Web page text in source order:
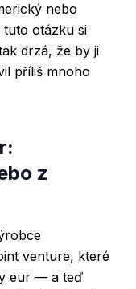
nebo
tuto otázku si
drzá, že by ji
příliš mnoho
z
venture, které
eur — a teď